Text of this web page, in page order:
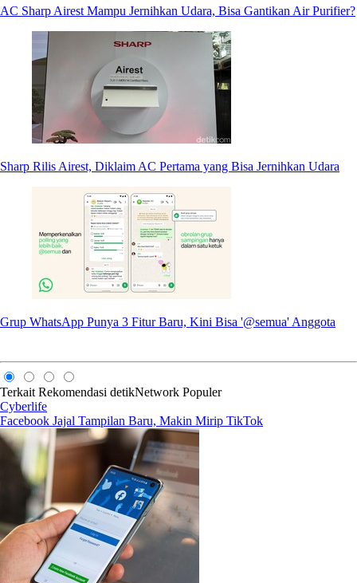
AC Sharp Airest Mampu Jernihkan Udara, Bisa Gantikan Air Purifier?
Sharp Rilis Airest, Diklaim AC Pertama yang Bisa Jernihkan Udara
Grup WhatsApp Punya 3 Fitur Baru, Kini Bisa '@semua' Anggota
Terkait Rekomendasi detikNetwork Populer
Cyberlife
Facebook Jajal Tampilan Baru, Makin Mirip TikTok